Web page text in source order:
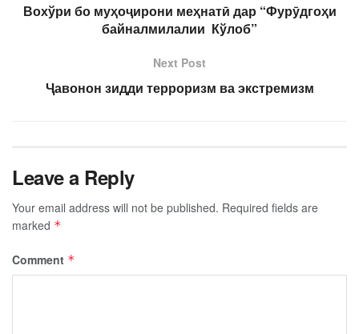
Вохўри бо муҳоҷирони меҳнатӣ дар “Фурӯдгоҳи
байналмилалии Кўлоб”
Next Post
Ҷавонон зидди терроризм ва экстремизм
Leave a Reply
Your email address will not be published. Required fields are
marked *
Comment *